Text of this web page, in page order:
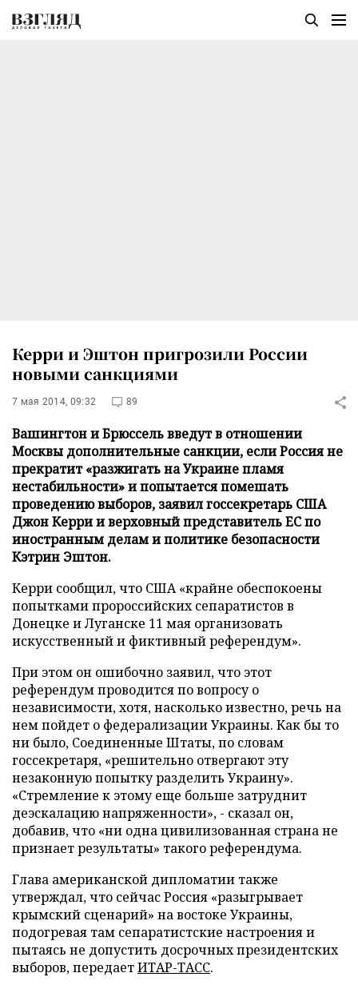
Керри и Эштон пригрозили России
новыми санкциями
7 мая 2014, 09:32 89
Вашингтон и Брюссель введут в отношении
Москвы дополнительные санкции, если Россия не
прекратит «разжигать на Украине пламя
нестабильности» и попытается помешать
проведению выборов, заявил госсекретарь США
Джон Керри и верховный представитель ЕС по
иностранным делам и политике безопасности
Кэтрин Эштон.
Керри сообщил, что США «крайне обеспокоены
попытками пророссийских сепаратистов в
Донецке и Луганске 11 мая организовать
искусственный и фиктивный референдум».
При этом он ошибочно заявил, что этот
референдум проводится по вопросу о
независимости, хотя, насколько известно, речь на
нем пойдет о федерализации Украины. Как бы то
ни было, Соединенные Штаты, по словам
госсекретаря, «решительно отвергают эту
незаконную попытку разделить Украину».
«Стремление к этому еще больше затруднит
деэскалацию напряженности», - сказал он,
добавив, что «ни одна цивилизованная страна не
признает результаты» такого референдума.
Глава американской дипломатии также
утверждал, что сейчас Россия «разыгрывает
крымский сценарий» на востоке Украины,
подогревая там сепаратистские настроения и
пытаясь не допустить досрочных президентских
выборов, передаетИТАР-ТАСС.